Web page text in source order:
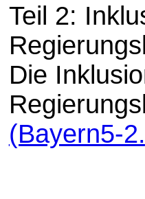
Teil 2:
Die
(Bayern5-